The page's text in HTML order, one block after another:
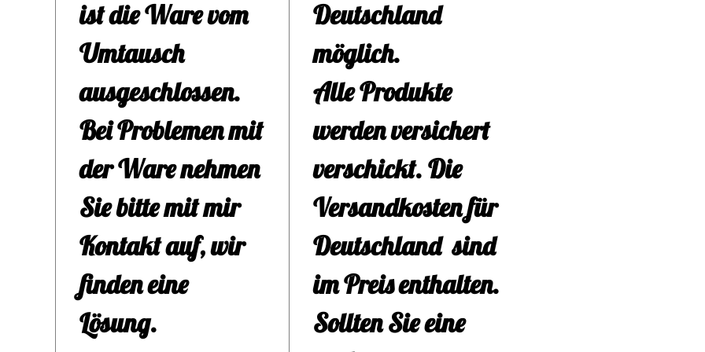
seidigen Glanz und
ist farb- und
formbeständig,
extrem reißfest, sowie
schnell trocknend.
Zudem ist sie
antibakteriell und
allergikerfreundlich,
ist die Ware vom
Umtausch
ausgeschlossen.
Bei Problemen mit
der Ware nehmen
Sie bitte mit mir
Kontakt auf, wir
finden eine
Lösung.
Deutschland
möglich.
Alle Produkte
werden versichert
verschickt. Die
Versandkosten für
Deutschland sind
im Preis enthalten.
Sollten Sie eine